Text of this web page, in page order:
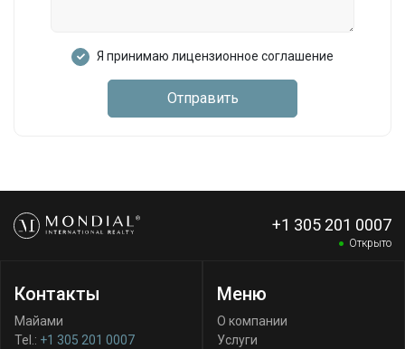
Я принимаю лицензионное соглашение
Отправить
+1 305 201 0007
Открыто
Контакты
Майами
Tel.: +1 305 201 0007
Меню
О компании
Услуги